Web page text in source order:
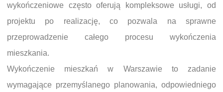
wykończeniowe często oferują kompleksowe usługi, od
projektu po realizację, co pozwala na sprawne
przeprowadzenie całego procesu wykończenia
mieszkania.
Wykończenie mieszkań w Warszawie to zadanie
wymagające przemyślanego planowania, odpowiedniego